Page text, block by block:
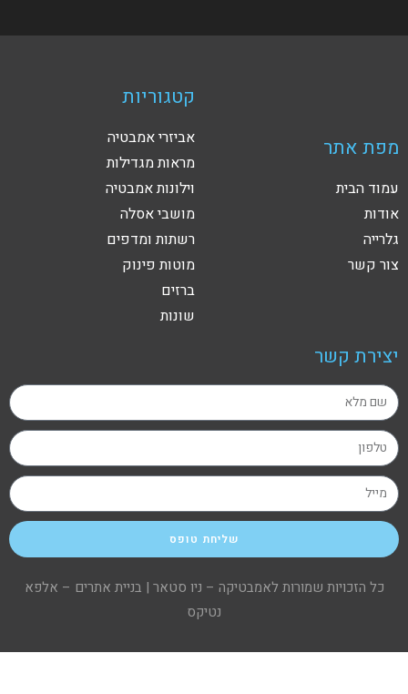
מפת אתר
עמוד הבית
אודות
גלרייה
צור קשר
קטגוריות
אביזרי אמבטיה
מראות מגדילות
וילונות אמבטיה
מושבי אסלה
רשתות ומדפים
מוטות פינוק
ברזים
שונות
יצירת קשר
שליחת טופס
כל הזכויות שמורות לאמבטיקה – ניו סטאר | בניית אתרים – אלפא
נטיקס